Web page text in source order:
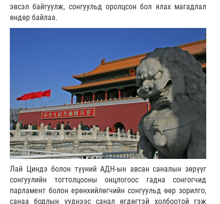
эвсэл байгуулж, сонгуульд оролцсон бол ялах магадлал
өндөр байлаа.
Лай Циндэ болон түүний АДН-ын авсан саналын зөрүүг
сонгуулийн тогтолцооны онцлогоос гадна сонгогчид
парламент болон ерөнхийлөгчийн сонгуульд өөр зорилго,
санаа бодлын үүднээс санал өгдөгтэй холбоотой гэж